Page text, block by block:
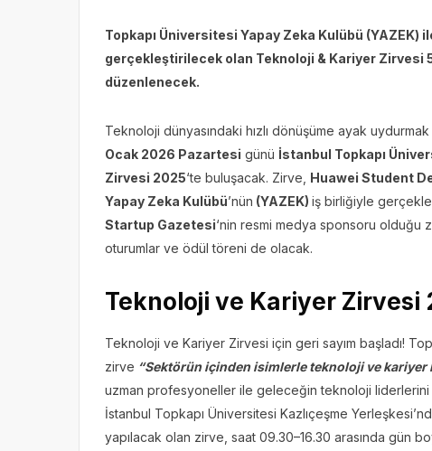
Topkapı Üniversitesi Yapay Zeka Kulübü
gerçekleştirilecek olan Teknoloji & Kariyer Zirvesi
düzenlenecek.
Teknoloji dünyasındaki hızlı dönüşüme ayak
Ocak 2026 Pazartesi günü İstanbul Topkapı
Zirvesi 2025‘te buluşacak. Zirve, Huawei Student
Yapay Zeka Kulübü’nün (YAZEK) iş birliğiyle
Startup Gazetesi‘nin resmi medya sponsoru olduğu
oturumlar ve ödül töreni de olacak.
Teknoloji ve Kariyer Zirvesi
Teknoloji ve Kariyer Zirvesi için geri sayım başladı!
zirve “Sektörün içinden isimlerle teknoloji ve kariyer
uzman profesyoneller ile geleceğin teknoloji liderlerini
İstanbul Topkapı Üniversitesi Kazlıçeşme
yapılacak olan zirve, saat 09.30–16.30 arasında gün